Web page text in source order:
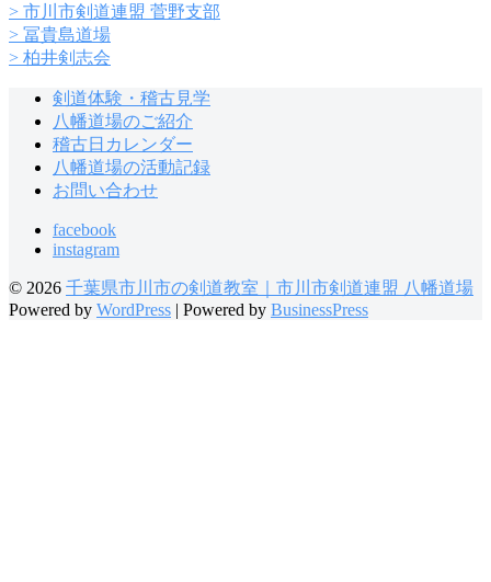
> 市川市剣道連盟 菅野支部
> 冨貴島道場
> 柏井剣志会
剣道体験・稽古見学
八幡道場のご紹介
稽古日カレンダー
八幡道場の活動記録
お問い合わせ
facebook
instagram
© 2026 千葉県市川市の剣道教室｜市川市剣道連盟 八幡道場
Powered by WordPress | Powered by BusinessPress